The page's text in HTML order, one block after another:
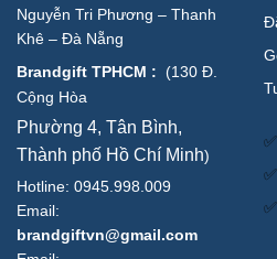
Nguyễn Tri Phương – Thanh
Khê – Đà Nẵng
Brandgift TPHCM : (130 Đ.
Cộng Hòa
Phường 4, Tân Bình,
Thành phố Hồ Chí Minh)
Hotline: 0945.998.009
Email:
brandgiftvn@gmail.com
✅
✅
✅